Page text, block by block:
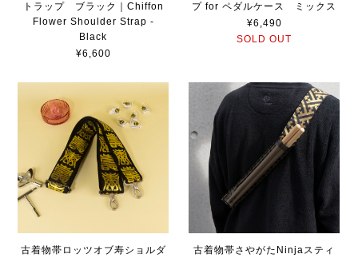
トラップ ブラック｜Chiffon
Flower Shoulder Strap -
Black
¥6,600
プ for ペダルケース ミックス
¥6,490
SOLD OUT
古着物帯ロッツオブ寿ショルダ
古着物帯さやがたNinjaスティ